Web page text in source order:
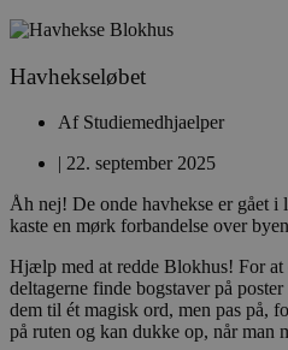
Havhekseløbet
AfStudiemedhjaelper
| 22. september 2025
Åh nej! De onde havhekse er gået
kaste en mørk forbandelse over
Hjælp med at redde Blokhus! For
deltagerne finde bogstaver på
dem til ét magisk ord, men pas på,
på ruten og kan dukke op, når man